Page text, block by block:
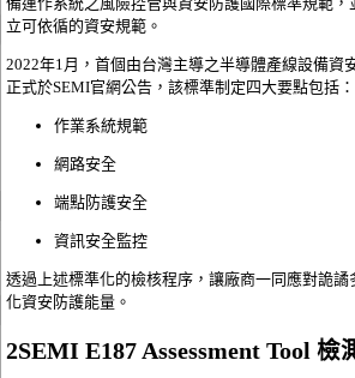
立可依循的資安規範。
2022年1月，首個由台灣主導之半導體產線設備資
正式於SEMI官網公告，該標準制定四大要點包括：
作業系統規範
網路安全
端點防護安全
資訊安全監控
透過上述標準化的檢核程序，讓廠商一同應對詭譎
化資安防護能量。
2SEMI E187 Assessment Tool 檢